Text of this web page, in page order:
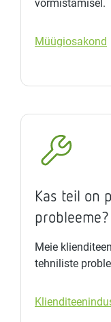
vormistamisel.
Müügiosakond
Kas teil on
probleeme?
Meie
tehniliste